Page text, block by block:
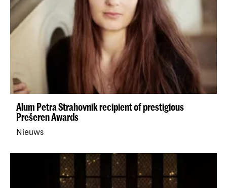
Alum Petra Strahovnik recipient of prestigious
Prešeren Awards
Nieuws